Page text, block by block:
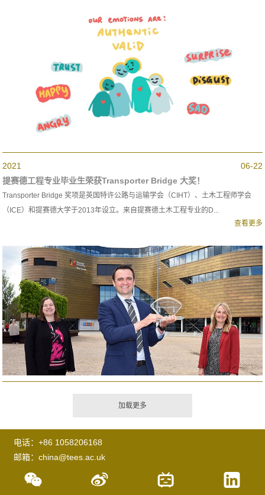
06-22
2021
提赛德工程专业毕业生荣获Transporter Bridge 大奖！
Transporter Bridge 奖项是英国特许公路与运输学会（CIHT）、土木工程师学会
（ICE）和提赛德大学于2013年设立。来自提赛德土木工程专业的D...
查看更多
电话：+86 1058206168
邮箱：china@tees.ac.uk